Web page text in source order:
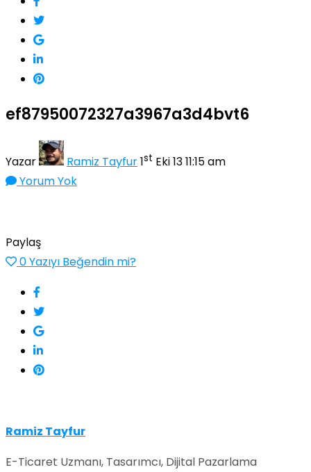
ef87950072327a3967a3d4bvt6
Yazar Ramiz Tayfur1st Eki 13 11:15 am
Yorum Yok
Paylaş
0Yazıyı Beğendin mi?
Ramiz Tayfur
E-Ticaret Uzmanı, Tasarımcı, Dijital Pazarlama